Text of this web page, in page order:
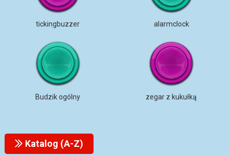
tickingbuzzer alarmclock
Budzik ogólny zegar z kukułką
Katalog (A-Z)